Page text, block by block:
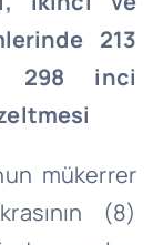
213
298 inci
mükerrer
(8)